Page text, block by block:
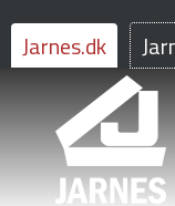
Jarnes.dk